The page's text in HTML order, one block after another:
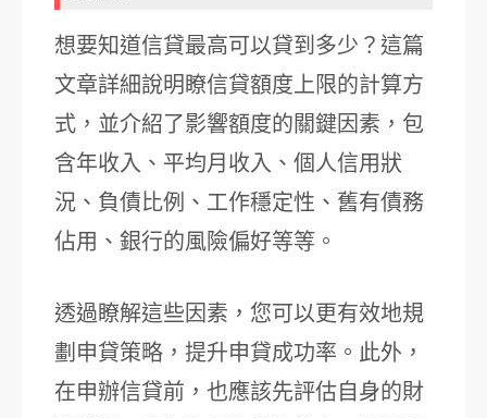
想要知道信貸最高可以貸到多少？這篇
文章詳細說明瞭信貸額度上限的計算方
式，並介紹了影響額度的關鍵因素，包
含年收入、平均月收入、個人信用狀
況、負債比例、工作穩定性、舊有債務
佔用、銀行的風險偏好等等。
透過瞭解這些因素，您可以更有效地規
劃申貸策略，提升申貸成功率。此外，
在申辦信貸前，也應該先評估自身的財